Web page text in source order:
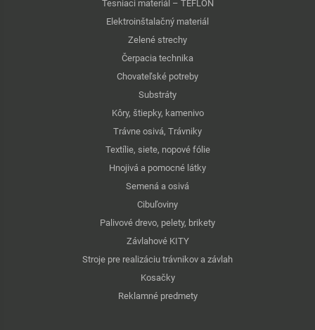
Tesniaci materiál – TEFLÓN
Elektroinštalačný materiál
Zelené strechy
Čerpacia technika
Chovateľské potreby
Substráty
Kôry, štiepky, kamenivo
Trávne osivá, Trávniky
Textílie, siete, nopové fólie
Hnojivá a pomocné látky
Semená a osivá
Cibuľoviny
Palivové drevo, pelety, brikety
Závlahové KITY
Stroje pre realizáciu trávnikov a závlah
Kosačky
Reklamné predmety